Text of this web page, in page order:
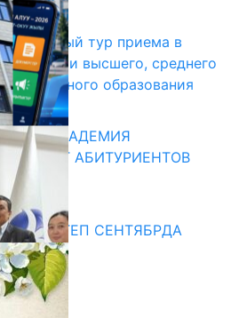
первый тур приема в
высшего, среднего
образования
АКАДЕМИЯ
АБИТУРИЕНТОВ
МЕКТЕП СЕНТЯБРДА
сөзү